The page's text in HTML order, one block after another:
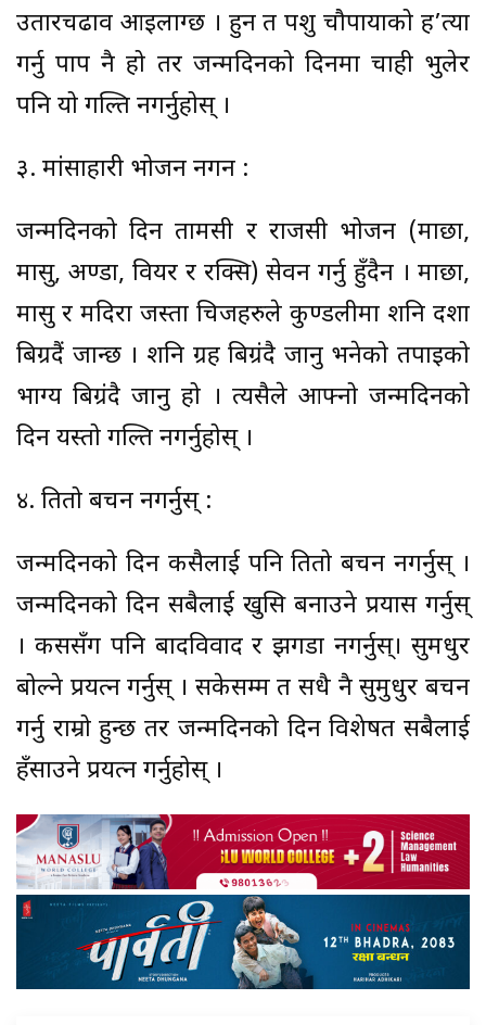
उतारचढाव आइलाग्छ । हुन त पशु चौपायाको ह’त्या
गर्नु पाप नै हो तर जन्मदिनको दिनमा चाही भुलेर
पनि यो गल्ति नगर्नुहोस् ।
३. मांसाहारी भोजन नगर्ने :
जन्मदिनको दिन तामसी र राजसी भोजन (माछा,
मासु, अण्डा, वियर र रक्सि) सेवन गर्नु हुँदैन । माछा,
मासु र मदिरा जस्ता चिजहरुले कुण्डलीमा शनि दशा
बिग्रदैं जान्छ । शनि ग्रह बिग्रंदै जानु भनेको तपाइको
भाग्य बिग्रंदै जानु हो । त्यसैले आफ्नो जन्मदिनको
दिन यस्तो गल्ति नगर्नुहोस् ।
४. तितो बचन नगर्नुस् :
जन्मदिनको दिन कसैलाई पनि तितो बचन नगर्नुस् ।
जन्मदिनको दिन सबैलाई खुसि बनाउने प्रयास गर्नुस्
। कससँग पनि बादविवाद र झगडा नगर्नुस्। सुमधुर
बोल्ने प्रयत्न गर्नुस् । सकेसम्म त सधै नै सुमुधुर बचन
गर्नु राम्रो हुन्छ तर जन्मदिनको दिन विशेषत सबैलाई
हँसाउने प्रयत्न गर्नुहोस् ।